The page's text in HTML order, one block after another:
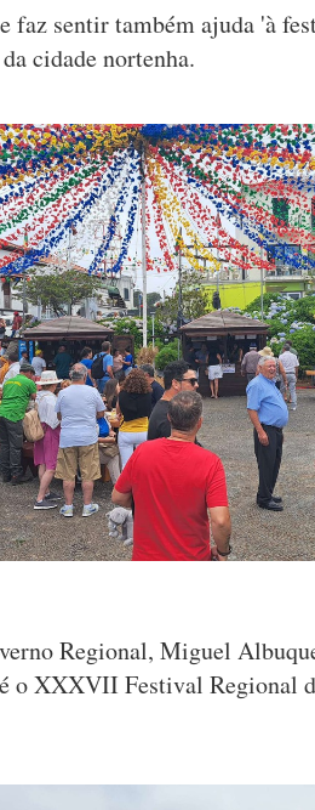
faz sentir também ajuda 'à
cidade nortenha.
Regional, Miguel
o XXXVII Festival Regional